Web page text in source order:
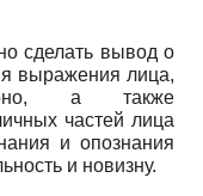
сделать вывод о
выражения лица,
а также
частей лица
и опознания
и новизну.